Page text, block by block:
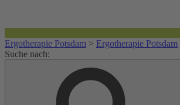
Ergotherapie Potsdam > Ergotherapie Potsdam
Suche nach: